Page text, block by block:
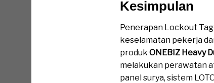
Kesimpulan
Penerapan Lockout
keselamatan pekerja
produk ONEBIZ Heavy
melakukan perawatan
panel surya, sistem